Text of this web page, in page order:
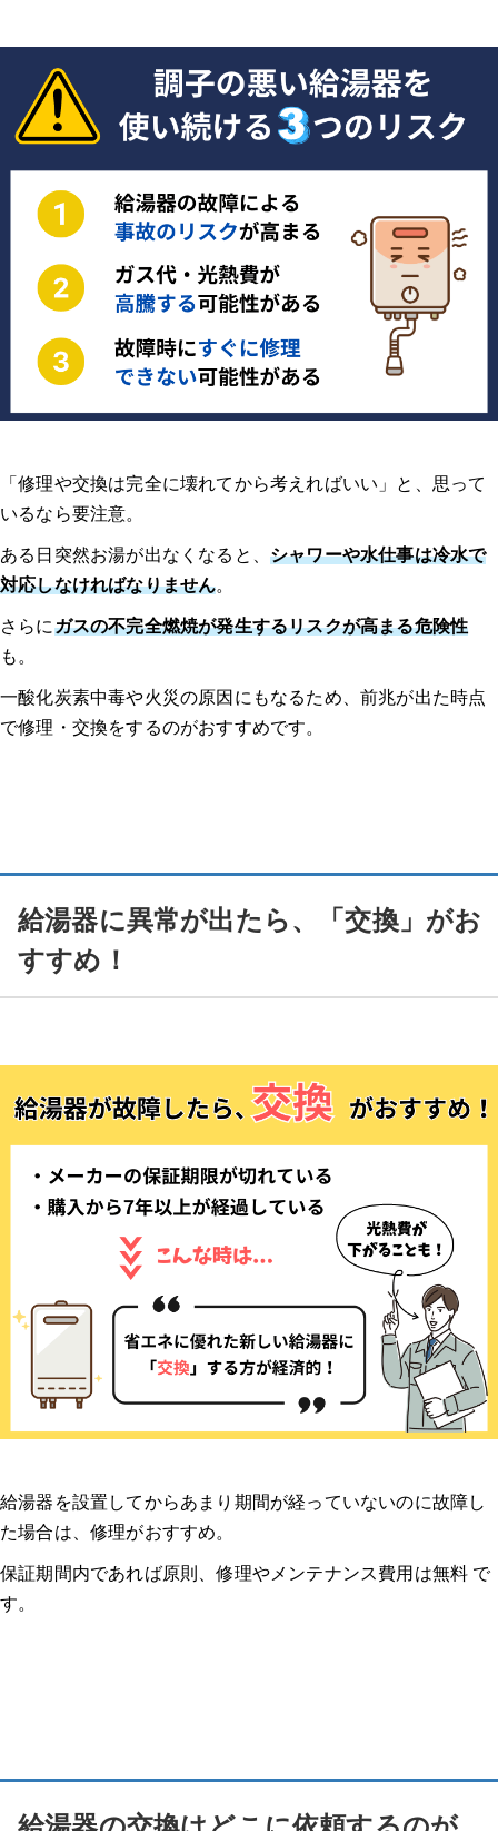
「修理や交換は完全に壊れてから考えればいい」と、思って
いるなら要注意。
ある日突然お湯が出なくなると、 シャワーや水仕事は冷水で
対応しなければなりません。
さらにガスの不完全燃焼が発生するリスクが高まる危険性
も。
一酸化炭素中毒や火災の原因にもなるため、前兆が出た時点
で修理・交換をするのがおすすめです。
給湯器に異常が出たら、「交換」がお
すすめ！
給湯器を設置してからあまり期間が経っていないのに故障し
た場合は、修理がおすすめ。
保証期間内であれば原則、修理やメンテナンス費用は無料 で
す。